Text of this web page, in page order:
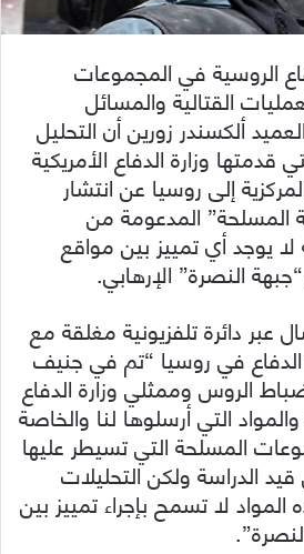
الروسية في المجموعات
القتالية والمسائل
ألكسندر زورين أن التحليل
قدمتها وزارة الدفاع الأمريكية
إلى روسيا عن انتشار
المدعومة من
يوجد أي تمييز بين مواقع
النصرة” الإرهابي.
عبر دائرة تلفزيونية مغلقة مع
الدفاع في روسيا “تم في جنيف
الروس وممثلي وزارة الدفاع
التي أرسلوها لنا والخاصة
المسلحة التي تسيطر عليها
الدراسة ولكن التحليلات
لا تسمح بإجراء تمييز بين